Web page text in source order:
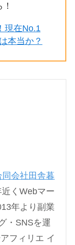
現在No.1
本当か？
同会社田舎暮
くWebマー
年より副業
・SNSを運
フィリエ イ